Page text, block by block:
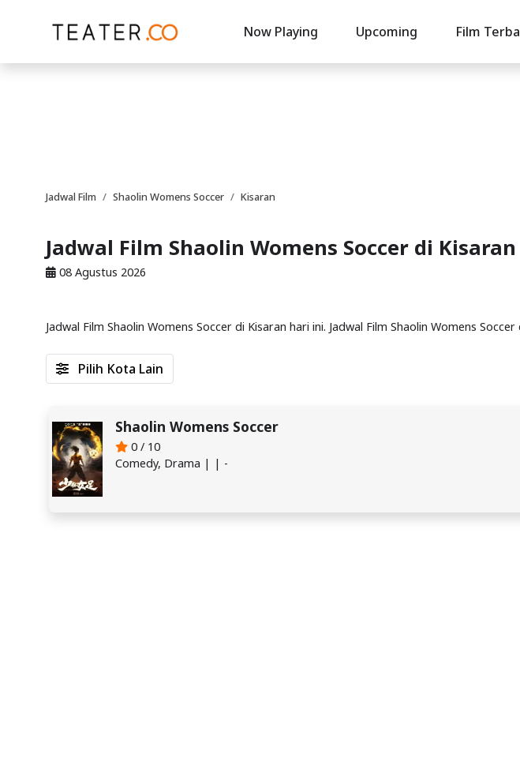
Now Playing Upcoming Film
Jadwal Film Shaolin Womens Soccer Kisaran
Jadwal Film Shaolin Womens Soccer di Kisaran
08 Agustus 2026
Jadwal Film Shaolin Womens Soccer di Kisaran hari ini. Jadwal Film Shaolin Womens Soccer
Shaolin Womens Soccer
0 / 10
Comedy, Drama | | -
Pilih Kota Lain